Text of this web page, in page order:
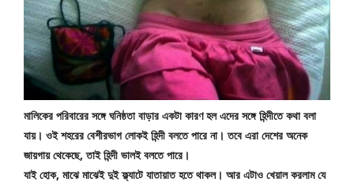
মালিকের পরিবারের সঙ্গে ঘনিষ্ঠতা বাড়ার একটা কারণ হল এদের সঙ্গে হিন্দীতে কথা বলা
যায়। ওই শহরের বেশীরভাগ লোকই হিন্দী বলতে পারে না। তবে এরা দেশের অনেক
জায়গায় থেকেছে, তাই হিন্দী ভালই বলতে পারে।
যাই হোক, মাঝে মাঝেই দুই ফ্ল্যাটে যাতায়াত হতে থাকল। আর এটাও খেয়াল করলাম যে